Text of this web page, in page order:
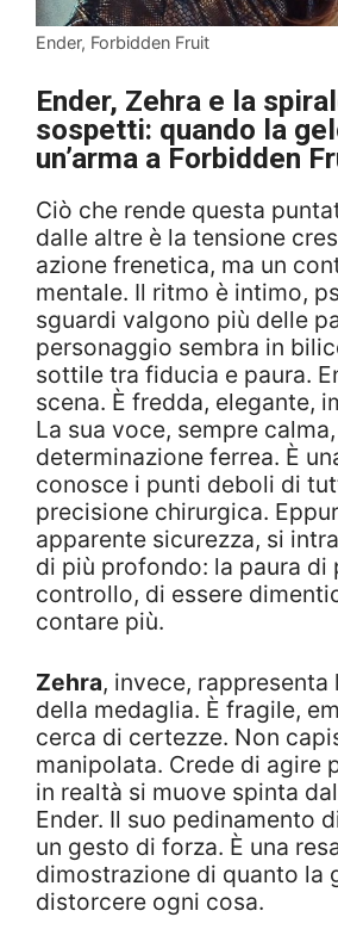
Ender, Forbidden Fruit
Ender, Zehra e la
sospetti: quando la
un’arma a Forbidden
Ciò che rende questa
dalle altre è la tensione
azione frenetica, ma un
mentale. Il ritmo è intimo,
sguardi valgono più delle
personaggio sembra in
sottile tra fiducia e paura.
scena. È fredda, elegante,
La sua voce, sempre
determinazione ferrea. È
conosce i punti deboli di
precisione chirurgica.
apparente sicurezza, si
di più profondo: la paura di
controllo, di essere
contare più.
Zehra, invece, rappresenta
della medaglia. È fragile,
cerca di certezze. Non
manipolata. Crede di agire
in realtà si muove spinta
Ender. Il suo pedinamento
un gesto di forza. È una
dimostrazione di quanto la
distorcere ogni cosa.